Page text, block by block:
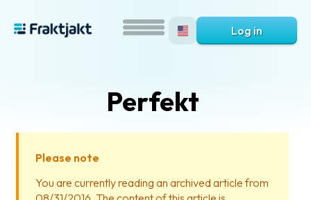
Log in
Perfekt
Please note
You are currently reading an archived article from